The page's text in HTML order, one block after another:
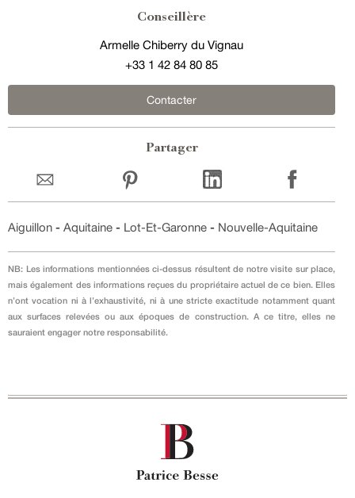
Conseillère
Armelle Chiberry du Vignau
+33 1 42 84 80 85
Contacter
Partager
Aiguillon - Aquitaine - Lot-Et-Garonne - Nouvelle-Aquitaine
NB: Les informations mentionnées ci-dessus résultent de notre visite sur place,
mais également des informations reçues du propriétaire actuel de ce bien. Elles
n’ont vocation ni à l’exhaustivité, ni à une stricte exactitude notamment quant
aux surfaces relevées ou aux époques de construction. A ce titre, elles ne
sauraient engager notre responsabilité.